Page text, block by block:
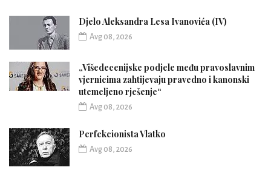
Djelo Aleksandra Lesa Ivanovića (IV)
Avg 08, 2026
„Višedecenijske podjele među pravoslavnim
vjernicima zahtijevaju pravedno i kanonski
utemeljeno rješenje“
Avg 08, 2026
Perfekcionista Vlatko
Avg 08, 2026